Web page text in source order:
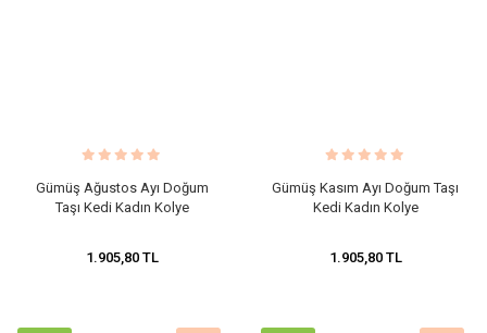
Gümüş Ağustos Ayı Doğum
Taşı Kedi Kadın Kolye
1.905,80 TL
Gümüş Kasım Ayı Doğum Taşı
Kedi Kadın Kolye
1.905,80 TL